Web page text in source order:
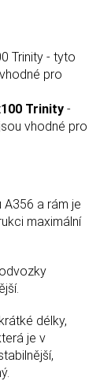
Trinity - tyto
pro
Trinity -
vhodné pro
a rám je
maximální
délky,
je v